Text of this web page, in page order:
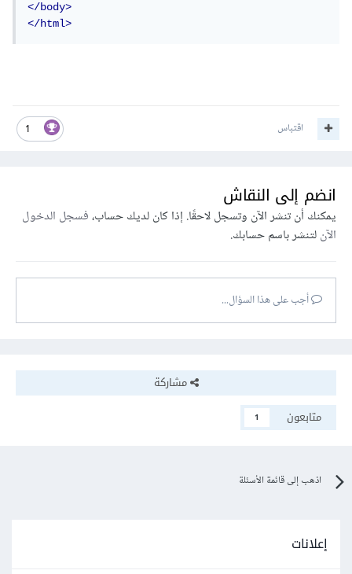
</body>
</html>
1 اقتباس
انضم إلى النقاش
يمكنك أن تنشر الآن وتسجل لاحقًا. إذا كان لديك حساب،فسجل الدخول
الآنلتنشر باسم حسابك.
أجب على هذا السؤال...
مشاركة
متابعون
1
اذهب إلى قائمة الأسئلة
إعلانات